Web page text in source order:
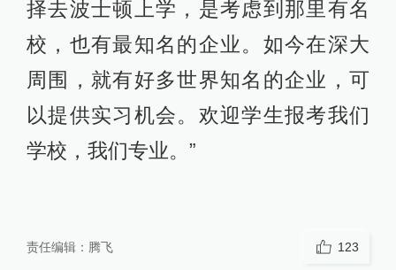
择去波士顿上学，是考虑到那里有名
校，也有最知名的企业。如今在深大
周围，就有好多世界知名的企业，可
以提供实习机会。欢迎学生报考我们
学校，我们专业。”
责任编辑： 腾飞 123